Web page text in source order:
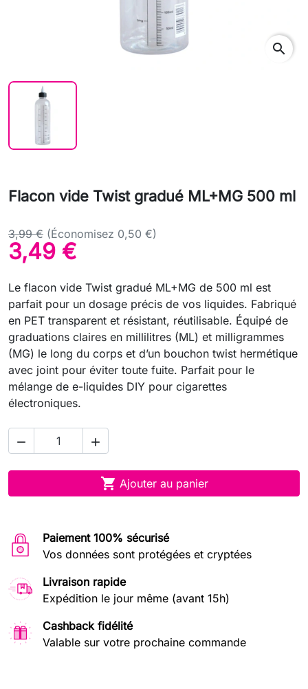
search
Flacon vide Twist gradué ML+MG 500 ml
3,99 € (Économisez 0,50 €)
3,49 €
Le flacon vide Twist gradué ML+MG de 500 ml est
parfait pour un dosage précis de vos liquides. Fabriqué
en PET transparent et résistant, réutilisable. Équipé de
graduations claires en millilitres (ML) et milligrammes
(MG) le long du corps et d’un bouchon twist hermétique
avec joint pour éviter toute fuite. Parfait pour le
mélange de e-liquides DIY pour cigarettes
électroniques.
 
 Ajouter au panier
Paiement 100% sécurisé
Vos données sont protégées et cryptées
Livraison rapide
Expédition le jour même (avant 15h)
Cashback fidélité
Valable sur votre prochaine commande